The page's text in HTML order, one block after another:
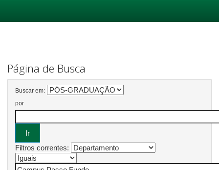
Página de Busca
Buscar em:
por
Filtros correntes: